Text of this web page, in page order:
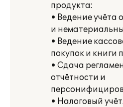
продукта:
• Ведение учёта
и
• Ведение
покупок и книги
• Сдача
отчётности и
• Налоговый